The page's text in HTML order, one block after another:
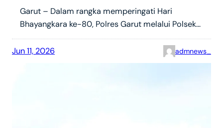
Garut – Dalam rangka memperingati Hari
Bhayangkara ke-80, Polres Garut melalui Polsek…
Jun 11, 2026 admnews_